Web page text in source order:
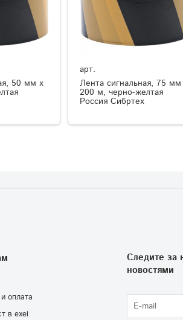
50 мм х
арт.
Лента сигнальная, 75
200 м, черно-желтая
Россия Сибртех
оплата
в exel
Следите за
новостями